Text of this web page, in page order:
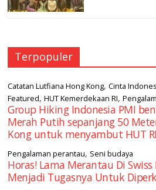
Terpopuler
Catatan Lutfiana Hong Kong,Cinta
Featured,HUT Kemerdekaan RI,
Group Hiking Indonesia PMI
Merah Putih sepanjang 50
Kong untuk menyambut HUT
Pengalaman perantau, Seni budaya
Horas! Lama Merantau Di
Menjadi Tugasnya Untuk